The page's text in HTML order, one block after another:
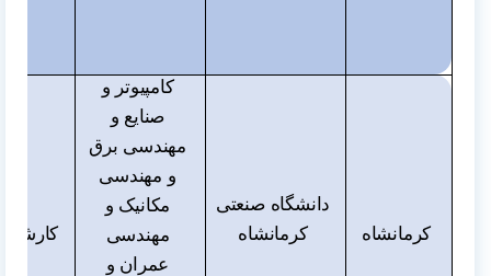
کرمانشاه
دانشگاه صنعتی
کرمانشاه
کامپیوتر و
صنایع و
مهندسی برق
و مهندسی
مکانیک و
مهندسی
عمران و